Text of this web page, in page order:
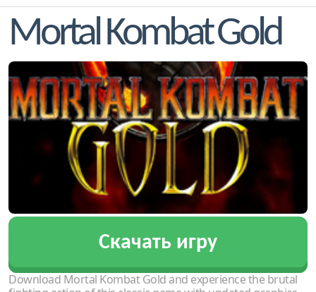
Mortal Kombat Gold
Скачать игру
Download Mortal Kombat Gold and experience the brutal